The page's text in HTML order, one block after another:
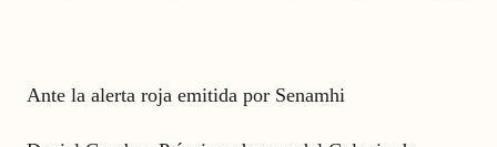
Ante la alerta roja emitida por Senamhi